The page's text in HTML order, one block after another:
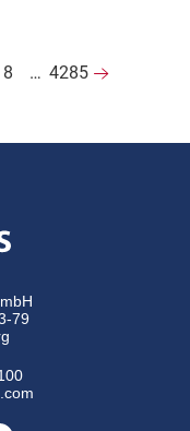
8 … 4285
79